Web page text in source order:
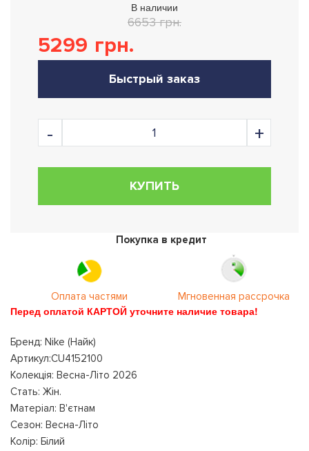
В наличии
6653 грн.
5299 грн.
Быстрый заказ
КУПИТЬ
Покупка в кредит
Оплата частями Мгновенная рассрочка
Перед оплатой КАРТОЙ уточните наличие товара!
Бренд: Nike (Найк)
Артикул:CU4152100
Колекція: Весна-Літо 2026
Стать: Жін.
Матеріал: В'єтнам
Сезон: Весна-Літо
Колір: Білий